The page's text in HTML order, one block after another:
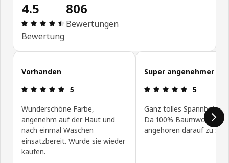
4.5
Bewertung: 4.5 von 5 Sterne Alle Bewertungen:
Bewertung
806
Bewertungen
Kundenbewertungen überspringen
Vorhanden
Bewertung: 5 von 5 Sterne
5
Wunderschöne Farbe,
angenehm auf der Haut und
nach einmal Waschen
einsatzbereit. Würde sie wieder
kaufen.
Super angenehmer
5
Ganz tolles
Da 100% Baumwolle
angehören darauf zu